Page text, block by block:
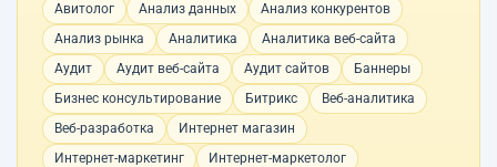
Авитолог
Анализ данных
Анализ конкурентов
Анализ рынка
Аналитика
Аналитика веб-сайта
Аудит
Аудит веб-сайта Аудит сайтов
Баннеры
Бизнес консультирование
Битрикс
Веб-аналитика
Веб-разработка
Интернет магазин
Интернет-маркетинг
Интернет-маркетолог